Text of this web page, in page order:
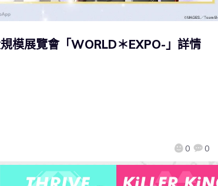
模展覽會「WORLD＊EXPO-」詳情
0 0